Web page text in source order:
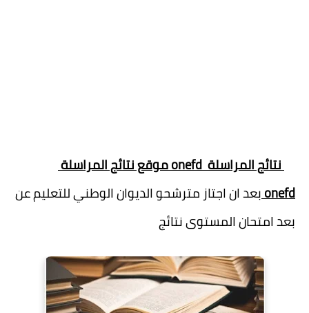
نتائج المراسلة onefd
موقع نتائج المراسلة
onefdبعد ان اجتاز مترشحو الديوان الوطني للتعليم عن
بعد امتحان المستوى نتائج